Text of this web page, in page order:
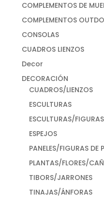
COMPLEMENTOS DE
COMPLEMENTOS
CONSOLAS
CUADROS LIENZOS
Decor
DECORACIÓN
CUADROS/LIENZOS
ESCULTURAS
ESCULTURAS/FIGURAS
ESPEJOS
PANELES/FIGURAS DE
PLANTAS/FLORES/
TIBORS/JARRONES
TINAJAS/ÁNFORAS